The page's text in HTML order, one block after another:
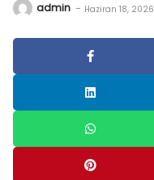
admin - Haziran 18, 2026